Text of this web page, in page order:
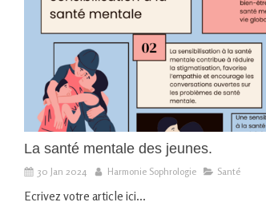
La santé mentale des jeunes.
30 Jan 2024 Harmonie Sophrologie Santé
Ecrivez votre article ici...